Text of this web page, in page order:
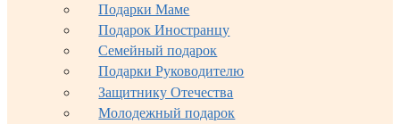
Подарки Маме
Подарок Иностранцу
Семейный подарок
Подарки Руководителю
Защитнику Отечества
Молодежный подарок